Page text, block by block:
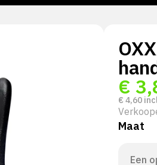
€
€ 4,60
Maat